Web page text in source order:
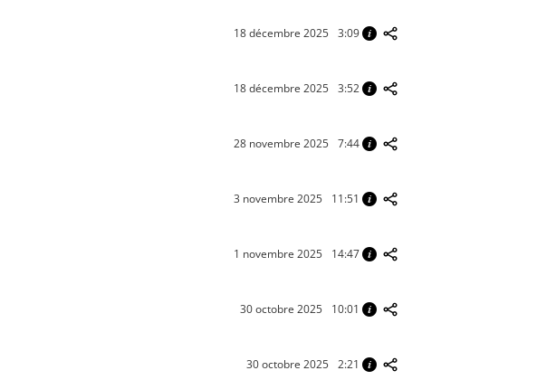
18 décembre 2025 3:09
18 décembre 2025 3:52
28 novembre 2025 7:44
3 novembre 2025 11:51
1 novembre 2025 14:47
30 octobre 2025 10:01
30 octobre 2025 2:21